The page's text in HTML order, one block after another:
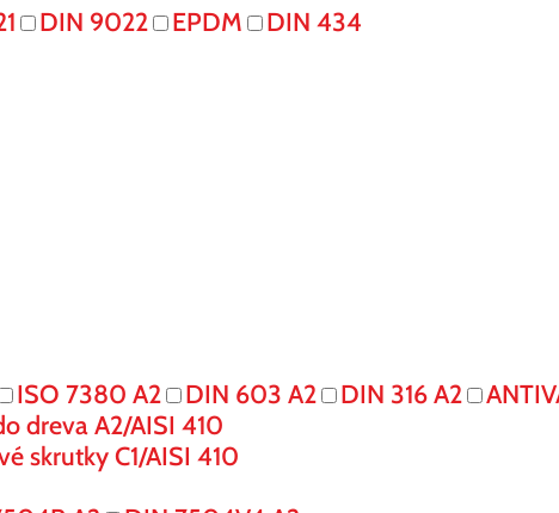
DIN 9022 EPDM
DIN 434
ISO 7380 A2 DIN 603 A2 DIN 316 A2
dreva A2/AISI 410
skrutky C1/AISI 410